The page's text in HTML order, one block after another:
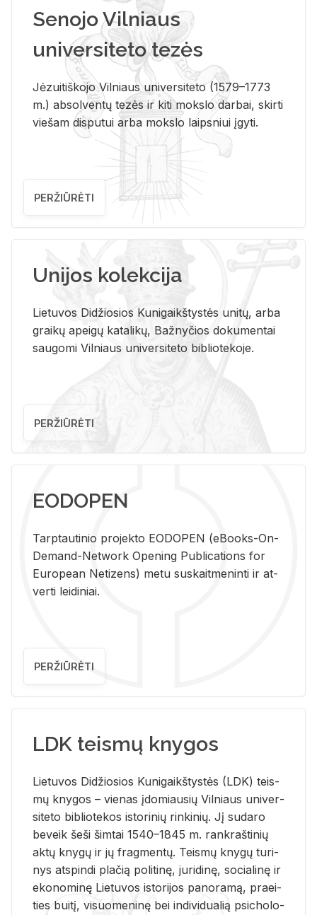
Senojo Vilniaus
universiteto tezės
Jėzuitiškojo Vilniaus universiteto (1579–1773
m.) absolventų tezės ir kiti mokslo darbai, skirti
viešam disputui arba mokslo laipsniui įgyti.
PERŽIŪRĖTI
Unijos kolekcija
Lietuvos Didžiosios Kunigaikštystės unitų, arba
graikų apeigų katalikų, Bažnyčios dokumentai
saugomi Vilniaus universiteto bibliotekoje.
PERŽIŪRĖTI
EODOPEN
Tarp­tau­ti­nio pro­jek­to EO­DO­PEN (eBo­oks-On-
De­mand-Ne­twork Ope­ning Pub­li­ca­tions for
Eu­ro­pe­an Ne­ti­zens) metu su­skait­me­nin­ti ir at­
ver­ti lei­di­niai.
PERŽIŪRĖTI
LDK teismų knygos
Lie­tu­vos Di­džio­sios Ku­ni­gaikš­tys­tės (LDK) teis­
mų kny­gos – vie­nas įdo­miau­sių Vil­niaus uni­ver­
si­te­to bi­b­lio­te­kos is­to­ri­nių rin­ki­nių. Jį su­da­ro
be­veik šeši šim­tai 1540–1845 m. rank­raš­ti­nių
aktų kny­gų ir jų frag­men­tų. Teis­mų kny­gų tu­ri­
nys at­spin­di pla­čią po­li­ti­nę, ju­ri­di­nę, so­cia­li­nę ir
eko­no­mi­nę Lie­tu­vos is­to­ri­jos pa­no­ra­mą, pra­ei­
ties bui­tį, vi­suo­me­ni­nę bei in­di­vi­dua­lią psi­cho­lo­